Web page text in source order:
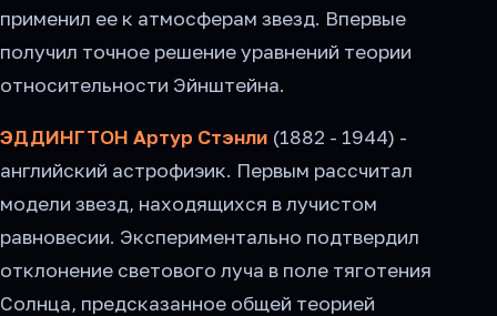
применил ее к атмосферам звезд. Впервые
получил точное решение уравнений теории
относительности Эйнштейна.
ЭДДИНГТОН Артур Стэнли (1882 - 1944) -
английский астрофиэик. Первым рассчитал
модели звезд, находящихся в лучистом
равновесии. Экспериментально подтвердил
отклонение светового луча в поле тяготения
Солнца, предсказанное общей теорией